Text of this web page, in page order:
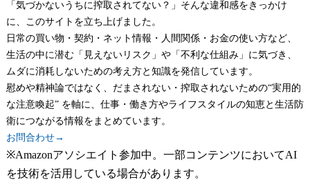
「気づかないうちに搾取されてない？」そんな違和感をきっかけ
に、このサイトを立ち上げました。
日常の買い物・契約・ネット情報・人間関係・お金の使い方など、
生活の中に潜む「見えないリスク」や「不利な仕組み」に気づき、
ムダに消耗しないための考え方と知識を発信しています。
慰めや精神論ではなく、だまされない・搾取されないための“実用的
な注意喚起” を軸に、仕事・働き方やライフスタイルの知恵と生活防
衛につながる情報をまとめています。
お問合わせ→
※Amazonアソシエイト参加中。一部コンテンツにおいてAI
を技術を活用している場合があります。